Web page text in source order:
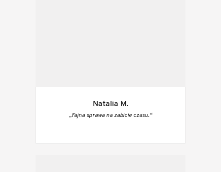
Natalia M.
„Fajna sprawa na zabicie czasu.“